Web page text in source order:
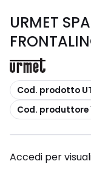
URMET
copia
Cod. prodotto
copia
Cod. produttore
Accedi per